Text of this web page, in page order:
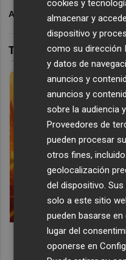
ARCHIVADO EN PLAZA
Corepunk MMORPG
Un verdadero MMORPG
cookies y
almacenar y
dispositivo y
como su dirección
y datos de
anuncios y
anuncios y
sobre la audiencia
Proveedores de
pueden procesar
otros fines,
geolocalización
del dispositivo.
solo a este sitio
pueden basarse
lugar del
oponerse en